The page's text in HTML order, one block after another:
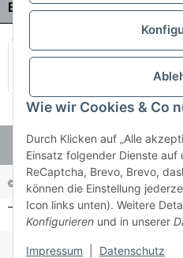
Bezahlung & Versand
© Holzner-Trading GmbH&Co KG
* Alle Preise inkl.
Wie wir Cookies & Co
Durch Klicken auf „Alle
Einsatz folgender Dienste auf
ReCaptcha, Brevo, Brevo,
können die Einstellung
Icon links unten). Weitere
Konfigurieren und in unserer
Impressum Datenschutz